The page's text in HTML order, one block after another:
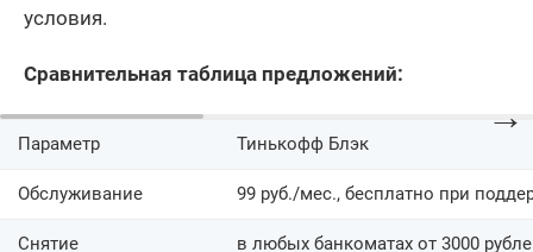
условия.
Сравнительная таблица предложений:
→
Параметр Тинькофф Блэк
Обслуживание 99 руб./мес., бесплатно при
Снятие в любых банкоматах от 3000